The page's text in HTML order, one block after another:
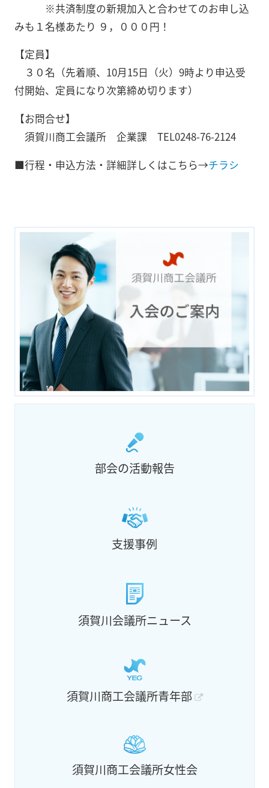
※共済制度の新規加入と合わせてのお申し込
みも１名様あたり ９，０００円！
【定員】
３０名（先着順、10月15日（火）9時より申込受
付開始、定員になり次第締め切ります）
【お問合せ】
須賀川商工会議所 企業課 TEL0248-76-2124
■行程・申込方法・詳細詳しくはこちら→チラシ
部会の活動報告
支援事例
須賀川会議所ニュース
須賀川商工会議所青年部
須賀川商工会議所女性会